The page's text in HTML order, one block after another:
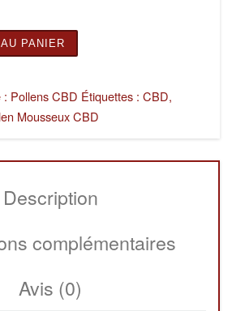
MOUSSEUX
PANIER
: Pollens CBD Étiquettes : CBD,
Mousseux CBD
Description
complémentaires
Avis (0)